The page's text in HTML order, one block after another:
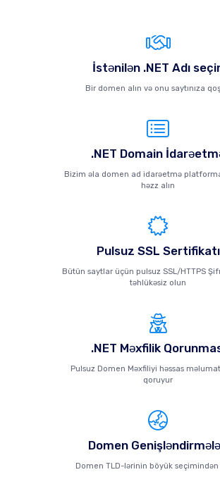
İstənilən .NET Adı
Bir domen alın və onu saytınıza
.NET Domain
Bizim əla domen ad idarəetmə
həzz alın
Pulsuz SSL Sertifikatı
Bütün saytlar üçün pulsuz SSL/HTTPS
təhlükəsiz olun
.NET Məxfilik
Pulsuz Domen Məxfiliyi həssas
qoruyur
Domen
Domen TLD-lərinin böyük seçimindən